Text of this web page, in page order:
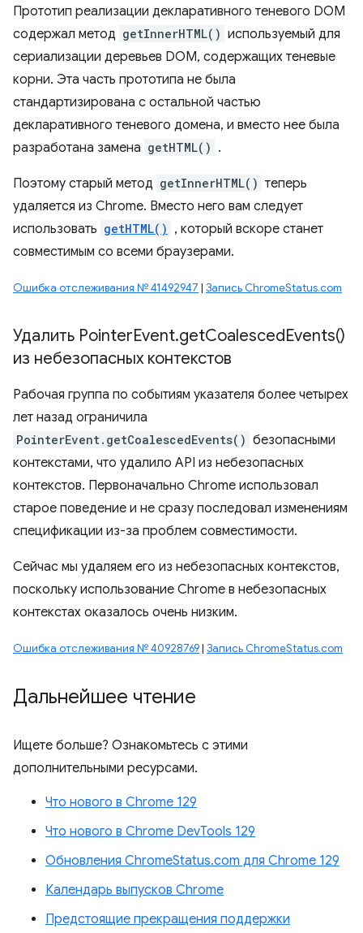
Прототип реализации декларативного теневого DOM
содержал метод getInnerHTML() используемый для
сериализации деревьев DOM, содержащих теневые
корни. Эта часть прототипа не была
стандартизирована с остальной частью
декларативного теневого домена, и вместо нее была
разработана замена getHTML() .
Поэтому старый метод getInnerHTML() теперь
удаляется из Chrome. Вместо него вам следует
использовать getHTML() , который вскоре станет
совместимым со всеми браузерами.
Ошибка отслеживания № 41492947 | Запись ChromeStatus.com
Удалить PointerEvent.getCoalescedEvents()
из небезопасных контекстов
Рабочая группа по событиям указателя более четырех
лет назад ограничила
PointerEvent.getCoalescedEvents() безопасными
контекстами, что удалило API из небезопасных
контекстов. Первоначально Chrome использовал
старое поведение и не сразу последовал изменениям
спецификации из-за проблем совместимости.
Сейчас мы удаляем его из небезопасных контекстов,
поскольку использование Chrome в небезопасных
контекстах оказалось очень низким.
Ошибка отслеживания № 40928769| Запись ChromeStatus.com
Дальнейшее чтение
Ищете больше? Ознакомьтесь с этими
дополнительными ресурсами.
Что нового в Chrome 129
Что нового в Chrome DevTools 129
Обновления ChromeStatus.com для Chrome 129
Календарь выпусков Chrome
Предстоящие прекращения поддержки